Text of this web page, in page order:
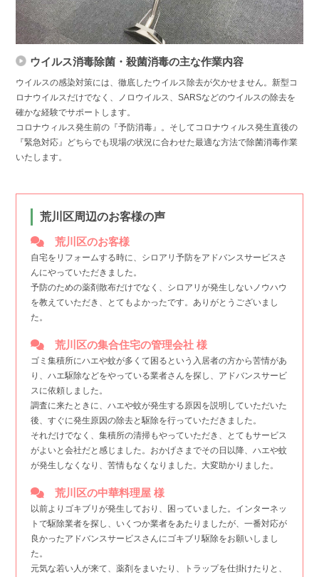
ウイルス消毒除菌・殺菌消毒の主な作業内容
ウイルスの感染対策には、徹底したウイルス除去が欠かせません。新型コ
ロナウイルスだけでなく、ノロウイルス、SARSなどのウイルスの除去を
確かな経験でサポートします。
コロナウィルス発生前の『予防消毒』。そしてコロナウィルス発生直後の
『緊急対応』どちらでも現場の状況に合わせた最適な方法で除菌消毒作業
いたします。
荒川区周辺のお客様の声
荒川区のお客様
自宅をリフォームする時に、シロアリ予防をアドバンスサービスさ
んにやっていただきました。
予防のための薬剤散布だけでなく、シロアリが発生しないノウハウ
を教えていただき、とてもよかったです。ありがとうございまし
た。
荒川区の集合住宅の管理会社 様
ゴミ集積所にハエや蚊が多くて困るという入居者の方から苦情があ
り、ハエ駆除などをやっている業者さんを探し、アドバンスサービ
スに依頼しました。
調査に来たときに、ハエや蚊が発生する原因を説明していただいた
後、すぐに発生原因の除去と駆除を行っていただきました。
それだけでなく、集積所の清掃もやっていただき、とてもサービス
がよいと会社だと感じました。おかげさまでその日以降、ハエや蚊
が発生しなくなり、苦情もなくなりました。大変助かりました。
荒川区の中華料理屋 様
以前よりゴキブリが発生しており、困っていました。インターネッ
トで駆除業者を探し、いくつか業者をあたりましたが、一番対応が
良かったアドバンスサービスさんにゴキブリ駆除をお願いしまし
た。
元気な若い人が来て、薬剤をまいたり、トラップを仕掛けたりと、